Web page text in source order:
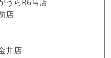
らR6号店
店
店